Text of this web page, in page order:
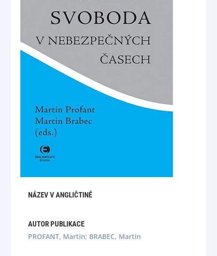
NÁZEV V ANGLIČTINĚ
AUTOR PUBLIKACE
PROFANT, Martin; BRABEC, Martin